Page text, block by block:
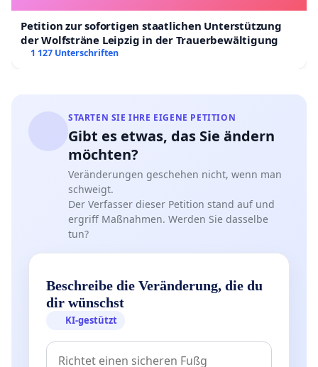
Petition zur sofortigen staatlichen Unterstützung
der Wolfsträne Leipzig in der Trauerbewältigung
1 127 Unterschriften
STARTEN SIE IHRE EIGENE PETITION
Gibt es etwas, das Sie ändern
möchten?
Veränderungen geschehen nicht, wenn man
schweigt.
Der Verfasser dieser Petition stand auf und
ergriff Maßnahmen. Werden Sie dasselbe
tun?
Beschreibe die Veränderung, die du
dir wünschst
KI-gestützt